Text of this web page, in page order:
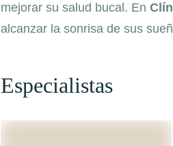
mejorar su salud bucal. En
alcanzar la sonrisa de sus
Especialistas